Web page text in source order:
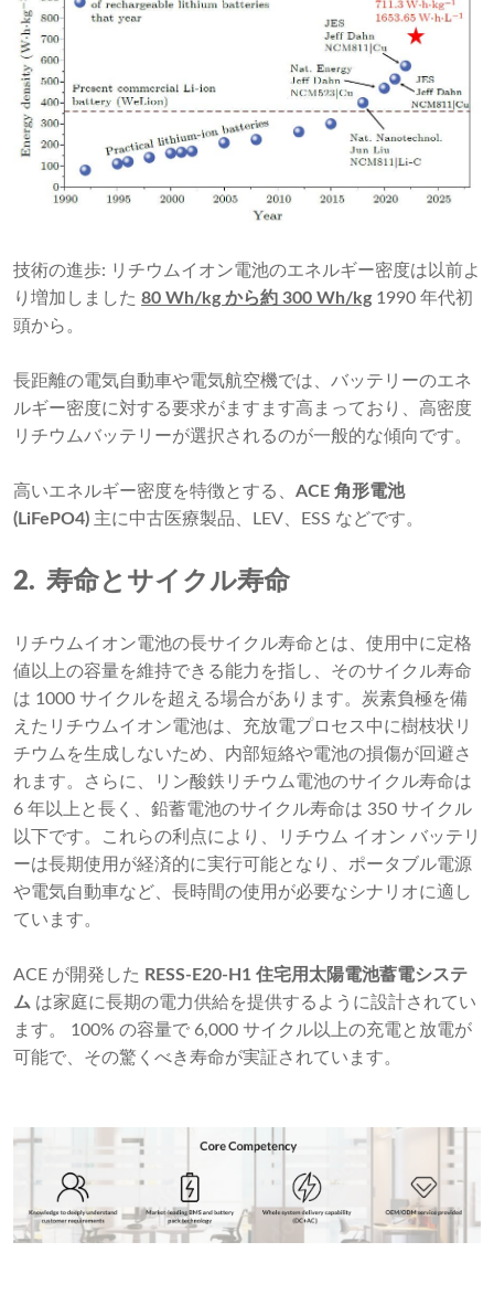
技術の進歩: リチウムイオン電池のエネルギー密度は以前よ
り増加しました 80 Wh/kg から約 300 Wh/kg1990 年代初
頭から。
長距離の電気自動車や電気航空機では、バッテリーのエネ
ルギー密度に対する要求がますます高まっており、高密度
リチウムバッテリーが選択されるのが一般的な傾向です。
高いエネルギー密度を特徴とする、 ACE 角形電池
(LiFePO4) 主に中古医療製品、LEV、ESS などです。
2. 寿命とサイクル寿命
リチウムイオン電池の長サイクル寿命とは、使用中に定格
値以上の容量を維持できる能力を指し、そのサイクル寿命
は 1000 サイクルを超える場合があります。炭素負極を備
えたリチウムイオン電池は、充放電プロセス中に樹枝状リ
チウムを生成しないため、内部短絡や電池の損傷が回避さ
れます。さらに、リン酸鉄リチウム電池のサイクル寿命は
6 年以上と長く、鉛蓄電池のサイクル寿命は 350 サイクル
以下です。これらの利点により、リチウム イオン バッテリ
ーは長期使用が経済的に実行可能となり、ポータブル電源
や電気自動車など、長時間の使用が必要なシナリオに適し
ています。
ACE が開発した RESS-E20-H1 住宅用太陽電池蓄電システ
ム は家庭に長期の電力供給を提供するように設計されてい
ます。 100% の容量で 6,000 サイクル以上の充電と放電が
可能で、その驚くべき寿命が実証されています。